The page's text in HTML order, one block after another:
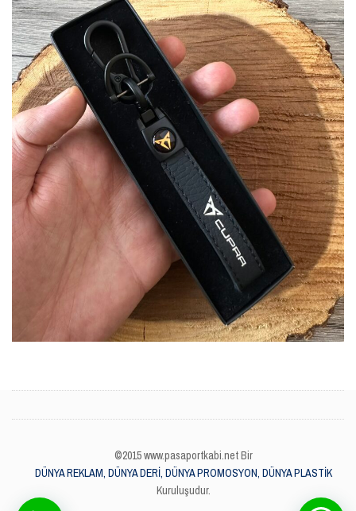
©2015 www.pasaportkabi.net Bir
DÜNYA REKLAM, DÜNYA DERİ, DÜNYA PROMOSYON, DÜNYA PLASTİK
Kuruluşudur.